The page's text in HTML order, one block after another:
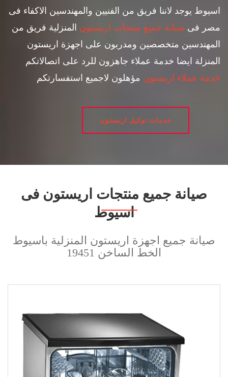
اسيوط يوجد لاننا فريق من الفنيين والمهندسين الاكفاء فى
مصر فى صيانة جميع منتجات اريستون المنزلية فريق من
المهندسين متخصصين ومدربون على اجهزة اريستون
المنزلة ايضا خدمة عملاء جاهزون للرد على اتصالاتكم
خدمة عملاء اريستون مؤهلون لاجميع استفسارتكم
خدمات توكيل اريستون
صيانة جميع منتجات اريستون فى
اسيوط
صيانة جميع اجهزة اريستون المنزلية باسيوط
الخط الساخن 19451